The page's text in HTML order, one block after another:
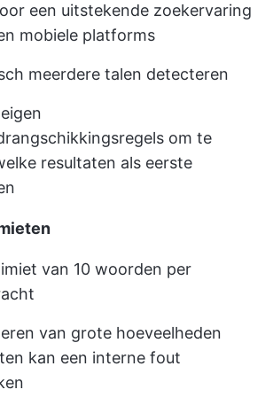
een uitstekende zoekervaring
mobiele platforms
meerdere talen detecteren
om te
resultaten als eerste
van 10 woorden per
van grote hoeveelheden
kan een interne fout